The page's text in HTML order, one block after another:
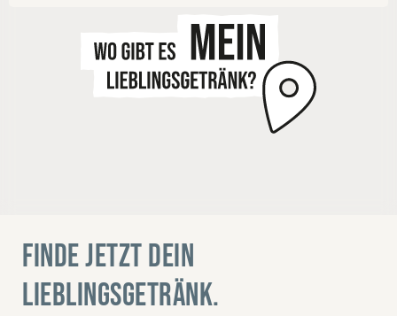
FINDE JETZT DEIN
LIEBLINGSGETRÄNK.